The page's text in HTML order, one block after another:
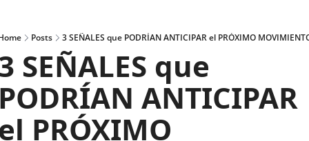
Posts 3 SEÑALES que PODRÍAN ANTICIPAR el PRÓXIMO
SEÑALES que
ANTICIPAR
PRÓXIMO